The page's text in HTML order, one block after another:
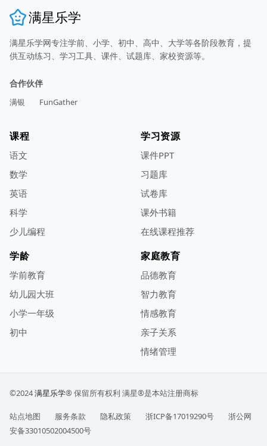
满星乐学
满星乐学网专注学前、小学、初中、高中、大学等各阶段教育，提
供互动练习、学习工具、课件、试题库、家校资源等。
合作伙伴
满银 FunGather
课程
语文
数学
英语
科学
少儿编程
学习资源
课件PPT
习题库
试卷库
课外书籍
在线课程推荐
学龄
学前教育
幼儿园大班
小学一年级
初中
家庭教育
品德教育
智力教育
情感教育
亲子关系
情绪管理
©2024满星乐学® 保留所有权利 满星®是本站注册商标
站点地图 服务条款 隐私政策 浙ICP备17019290号
浙公网
安备33010502004500号